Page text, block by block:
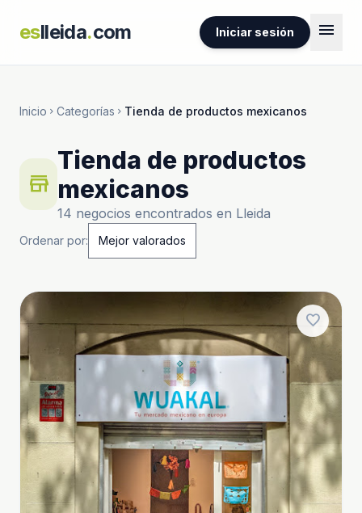
eslleida.com Iniciar sesión menu
Inicio chevron_right Categorías chevron_right Tienda de productos mexicanos
store
Tienda de productos
mexicanos
14 negocios encontrados en Lleida
Ordenar por:
favorite